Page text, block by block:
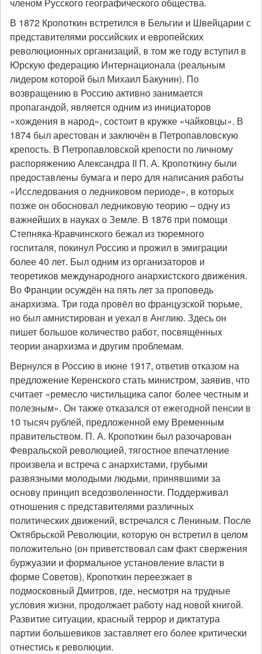
В 1872 Кропоткин встретился в Бельгии и Швейцарии с
представителями российских и европейских
революционных организаций, в том же году вступил в
Юрскую федерацию Интернационала (реальным
лидером которой был Михаил Бакунин). По
возвращению в Россию активно занимается
пропагандой, является одним из инициаторов
«хождения в народ», состоит в кружке «чайковцы». В
1874 был арестован и заключён в Петропавловскую
крепость. В Петропавловской крепости по личному
распоряжению Александра II П. А. Кропоткину были
предоставлены бумага и перо для написания работы
«Исследования о ледниковом периоде», в которых
позже он обосновал ледниковую теорию – одну из
важнейших в науках о Земле. В 1876 при помощи
Степняка-Кравчинского бежал из тюремного
госпиталя, покинул Россию и прожил в эмиграции
более 40 лет. Был одним из организаторов и
теоретиков международного анархистского движения.
Во Франции осуждён на пять лет за проповедь
анархизма. Три года провёл во французской тюрьме,
но был амнистирован и уехал в Англию. Здесь он
пишет большое количество работ, посвящённых
теории анархизма и другим проблемам.
Вернулся в Россию в июне 1917, ответив отказом на
предложение Керенского стать министром, заявив, что
считает «ремесло чистильщика сапог более честным и
полезным». Он также отказался от ежегодной пенсии в
10 тысяч рублей, предложенной ему Временным
правительством. П. А. Кропоткин был разочарован
Февральской революцией, тягостное впечатление
произвела и встреча с анархистами, грубыми
развязными молодыми людьми, принявшими за
основу принцип вседозволенности. Поддерживал
отношения с представителями различных
политических движений, встречался с Лениным. После
Октябрьской Революции, которую он встретил в целом
положительно (он приветствовал сам факт свержения
буржуазии и формальное установление власти в
форме Советов), Кропоткин переезжает в
подмосковный Дмитров, где, несмотря на трудные
условия жизни, продолжает работу над новой книгой.
Развитие ситуации, красный террор и диктатура
партии большевиков заставляет его более критически
отнестись к революции.